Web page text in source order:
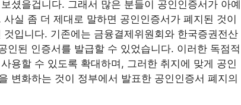
셨을겁니다. 그래서 많은 분들이 공인인증서가 아예
실 좀 더 제대로 말하면 공인인증서가 폐지된 것이
입니다. 기존에는 금융결제위원회와 한국증권전산
인된 인증서를 발급할 수 있었습니다. 이러한 독점적
용할 수 있도록 확대하며, 그러한 취지에 맞게 공인
변화하는 것이 정부에서 발표한 공인인증서 폐지의